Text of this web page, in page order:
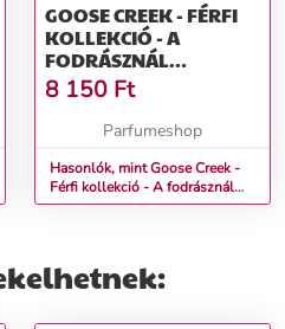
GOOSE CREEK - FÉRFI
KOLLEKCIÓ - A
FODRÁSZNÁL
ILLATGYERTYA 411 G
8 150 Ft
Parfumeshop
Hasonlók, mint Goose Creek -
Férfi kollekció - A fodrásznál
Illatgyertya 411 g